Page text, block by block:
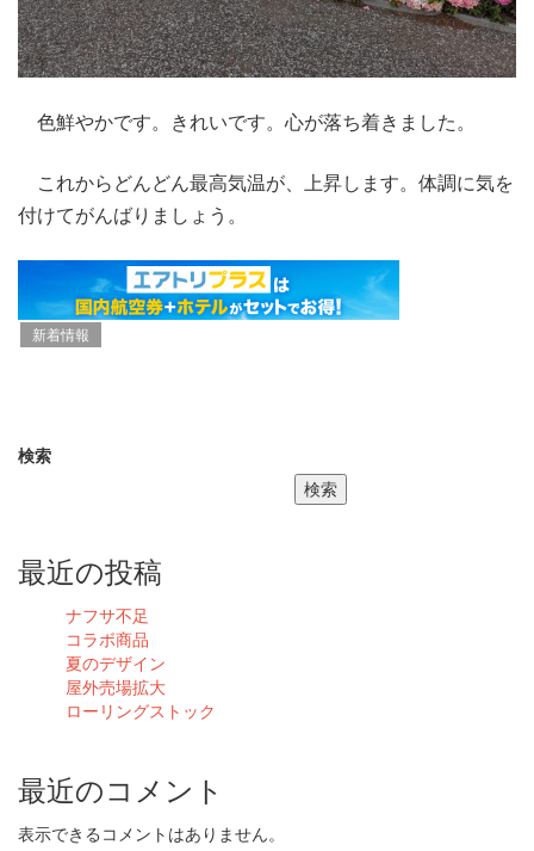
色鮮やかです。きれいです。心が落ち着きました。
これからどんどん最高気温が、上昇します。体調に気を
付けてがんばりましょう。
新着情報
検索
検索
最近の投稿
ナフサ不足
コラボ商品
夏のデザイン
屋外売場拡大
ローリングストック
最近のコメント
表示できるコメントはありません。